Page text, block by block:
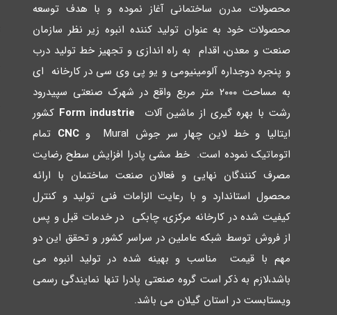
محصولات مدرن ساختمانی آغاز نموده و با هدف توسعه
محصولات خود به عنوان تولید کننده انبوه زیر نظر سازمان
صنعت و معدن، اقدام به راه اندازي و تجهیز خط تولید درب
و پنجره دوجداره آلومینیومی و یو پی وي سی در کارخانه اي
به مساحت ۲۰۰۰ متر مربع واقع در شهرك صنعتی سپیدرود
رشت با بهره گیري از ماشین آلات Form industrie کشور
ایتالیا و خط لاین چهار سر جوش Mural و
CNC تمام
اتوماتیک نموده است. خط مشی پادرا افزایش سطح رضایت
مصرف کنندگان نهایی و فعالان صنعت ساختمان با ارائه
محصول استاندارد و با رعایت الزامات فنی تولید و کنترل
کیفیت شده در کارخانه مرکزي، چابکی در خدمات قبل و پس
از فروش توسط شبکه عاملین در سراسر کشور و تحقق این دو
مهم با قیمت مناسب و بهینه شده در تولید انبوه می
باشد،لازم به ذکر است گروه صنعتی پادرا تنها نمایندگی رسمی
ویستابست در استان گیلان می باشد.